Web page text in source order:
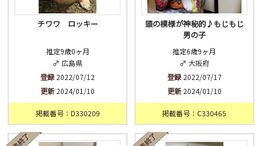
チワワ ロッキー
推定9歳0ヶ月
♂ 広島県
登録 2022/07/12
更新 2024/01/10
掲載番号：D330209
頭の模様が神秘的♪もじもじ
男の子
推定6歳9ヶ月
♂ 大阪府
登録2022/07/17
更新2024/01/10
掲載番号：C330465